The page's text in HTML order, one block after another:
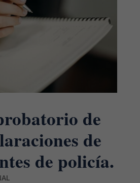
de
de
de policía.